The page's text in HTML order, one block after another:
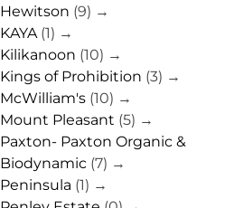
Hewitson (9) →
KAYA (1) →
Kilikanoon (10) →
Kings of Prohibition (3) →
McWilliam's (10) →
Mount Pleasant (5) →
Paxton- Paxton Organic &
Biodynamic (7) →
Peninsula (1) →